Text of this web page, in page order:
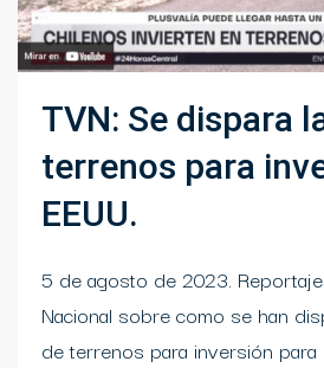
TVN: Se dispara
terrenos para
EEUU.
5 de agosto de 2023.
Nacional sobre como se han
de terrenos para inversión